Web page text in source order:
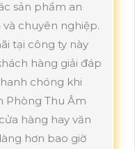
sản phẩm an
chuyên nghiệp.
tại công ty này
hàng giải đáp
chóng khi
Phòng Thu Âm
hàng hay văn
hơn bao giờ